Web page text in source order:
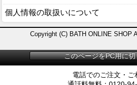
個人情報の取扱いについて
Copyright (C) BATH ONLINE SHOP
電話でのご注文・ご
このページをPC用に